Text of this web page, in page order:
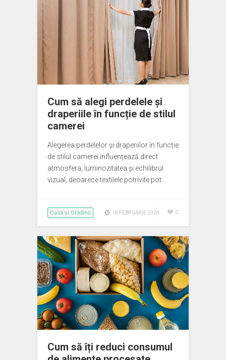
Cum să alegi perdelele și
draperiile în funcție de stilul
camerei
Alegerea perdelelor și draperiilor în funcție
de stilul camerei influențează direct
atmosfera, luminozitatea și echilibrul
vizual, deoarece textilele potrivite pot…
Casă și Grădină 16 FEBRUARIE 2026 0
Cum să îți reduci consumul